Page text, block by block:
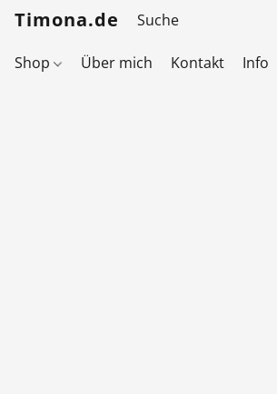
Timona.de
Shop Über mich Kontakt Info